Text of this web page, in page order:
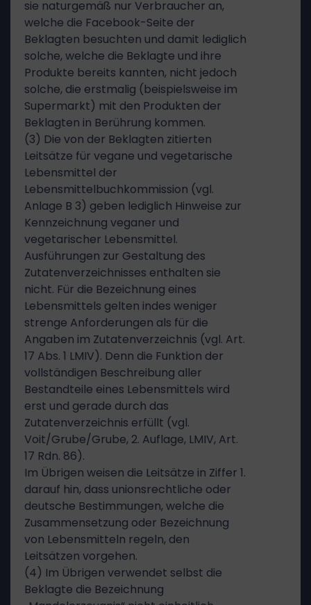
sie naturgemäß nur Verbraucher an,
welche die Facebook-Seite der
Beklagten besuchten und damit lediglich
solche, welche die Beklagte und ihre
Produkte bereits kannten, nicht jedoch
solche, die erstmalig (beispielsweise im
Supermarkt) mit den Produkten der
Beklagten in Berührung kommen.
(3) Die von der Beklagten zitierten
Leitsätze für vegane und vegetarische
Lebensmittel der
Lebensmittelbuchkommission (vgl.
Anlage B 3) geben lediglich Hinweise zur
Kennzeichnung veganer und
vegetarischer Lebensmittel.
Ausführungen zur Gestaltung des
Zutatenverzeichnisses enthalten sie
nicht. Für die Bezeichnung eines
Lebensmittels gelten indes weniger
strenge Anforderungen als für die
Angaben im Zutatenverzeichnis (vgl. Art.
17 Abs. 1 LMIV). Denn die Funktion der
vollständigen Beschreibung aller
Bestandteile eines Lebensmittels wird
erst und gerade durch das
Zutatenverzeichnis erfüllt (vgl.
Voit/Grube/Grube, 2. Auflage, LMIV, Art.
17 Rdn. 86).
Im Übrigen weisen die Leitsätze in Ziffer 1.
darauf hin, dass unionsrechtliche oder
deutsche Bestimmungen, welche die
Zusammensetzung oder Bezeichnung
von Lebensmitteln regeln, den
Leitsätzen vorgehen.
(4) Im Übrigen verwendet selbst die
Beklagte die Bezeichnung